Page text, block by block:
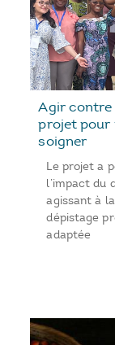
Agir contre
projet pour
soigner
Le projet a
l’impact du
agissant à
dépistage
adaptée